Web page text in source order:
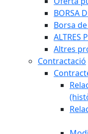
BORSA
Borsa
ALTRES
Altres
Contractació